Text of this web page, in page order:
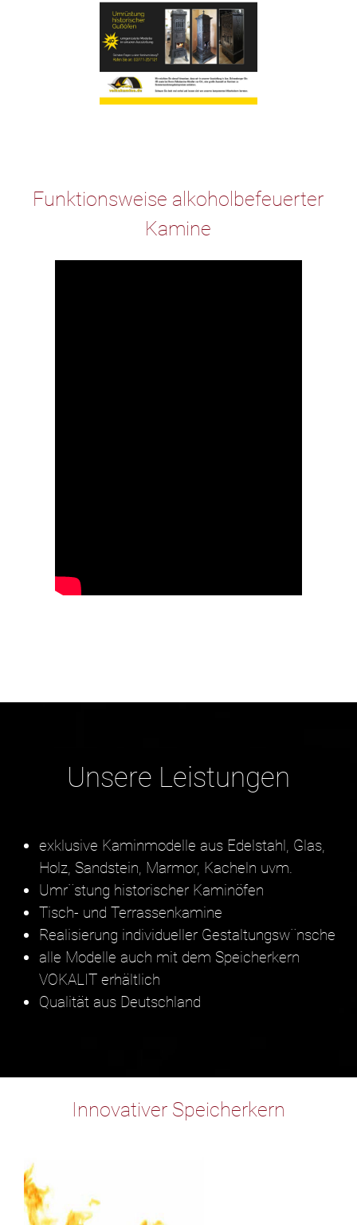
Funktionsweise alkoholbefeuerter
Kamine
Unsere Leistungen
exklusive Kaminmodelle aus Edelstahl, Glas,
Holz, Sandstein, Marmor, Kacheln uvm.
Umr¨stung historischer Kaminöfen
Tisch- und Terrassenkamine
Realisierung individueller Gestaltungsw¨nsche
alle Modelle auch mit dem Speicherkern
VOKALIT erhältlich
Qualität aus Deutschland
Innovativer Speicherkern